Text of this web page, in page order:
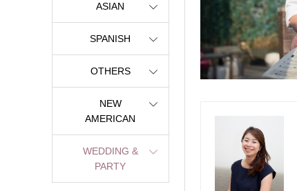
ASIAN
SPANISH
OTHERS
NEW
AMERICAN
WEDDING &
PARTY